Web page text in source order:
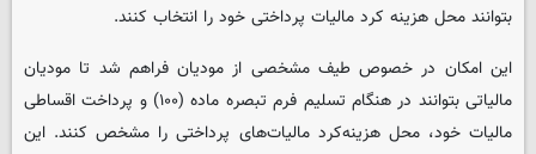
بتوانند محل هزینه کرد مالیات پرداختی خود را انتخاب کنند.
این امکان در خصوص طیف مشخصی از مودیان فراهم شد تا مودیان
مالیاتی بتوانند در هنگام تسلیم فرم تبصره ماده (۱۰۰) و پرداخت اقساطی
مالیات خود، محل هزینه‌کرد مالیات‌های پرداختی را مشخص کنند. این